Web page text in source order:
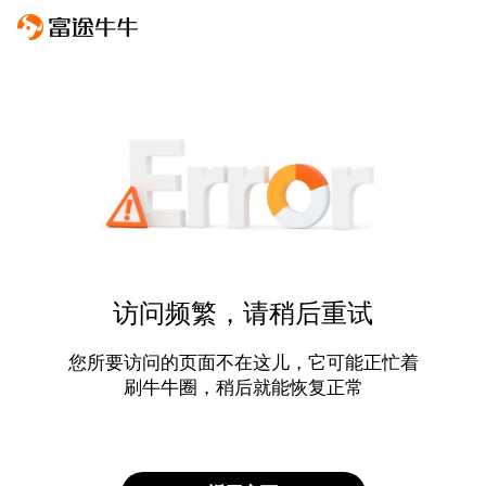
访问频繁，请稍后重试
您所要访问的页面不在这儿，它可能正忙着
刷牛牛圈，稍后就能恢复正常